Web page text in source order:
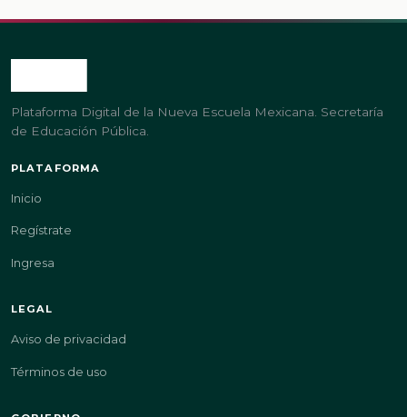
Plataforma Digital de la Nueva Escuela Mexicana. Secretaría
de Educación Pública.
PLATAFORMA
Inicio
Regístrate
Ingresa
LEGAL
Aviso de privacidad
Términos de uso